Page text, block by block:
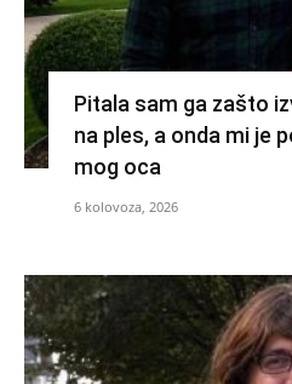
Pitala sam ga zašto
na ples, a onda mi je
mog oca
6 kolovoza, 2026